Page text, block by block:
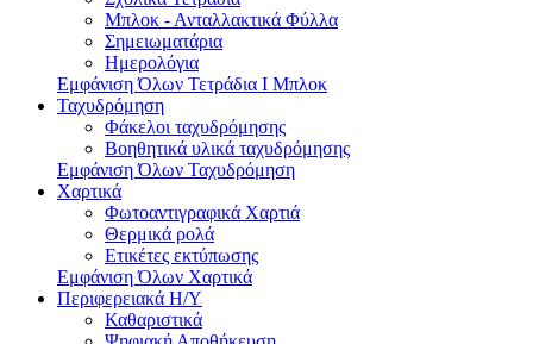
Μπλοκ - Ανταλλακτικά Φύλλα
Σημειωματάρια
Ημερολόγια
Εμφάνιση Όλων Τετράδια I Μπλοκ
Ταχυδρόμηση
Φάκελοι ταχυδρόμησης
Βοηθητικά υλικά ταχυδρόμησης
Εμφάνιση Όλων Ταχυδρόμηση
Χαρτικά
Φωτοαντιγραφικά Χαρτιά
Θερμικά ρολά
Ετικέτες εκτύπωσης
Εμφάνιση Όλων Χαρτικά
Περιφερειακά Η/Υ
Καθαριστικά